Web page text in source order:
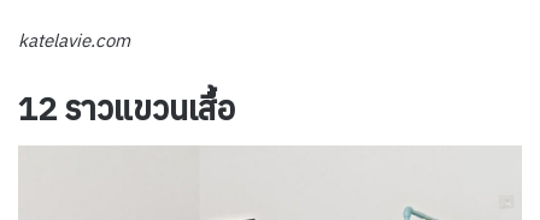
katelavie.com
12 ราวแขวนเสื้อ